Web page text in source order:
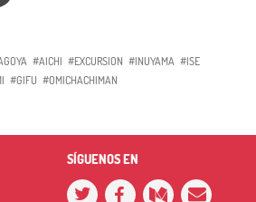
#AICHI #EXCURSION #INUYAMA #ISE
#GIFU #OMICHACHIMAN
SÍGUENOS EN